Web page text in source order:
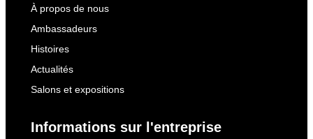
À propos de nous
Ambassadeurs
Histoires
Actualités
Salons et expositions
Informations sur l'entreprise